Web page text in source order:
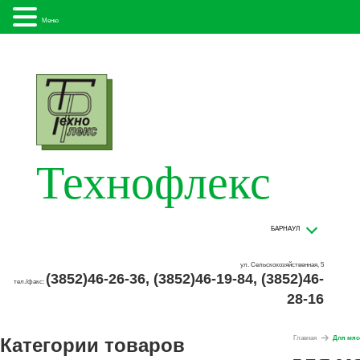
Технофлекс
БАРНАУЛ
ул. Сельскохозяйственная, 5
тел./факс: (3852)46-26-36, (3852)46-19-84, (3852)46-
28-16
Категории товаров Главная Для
Меню